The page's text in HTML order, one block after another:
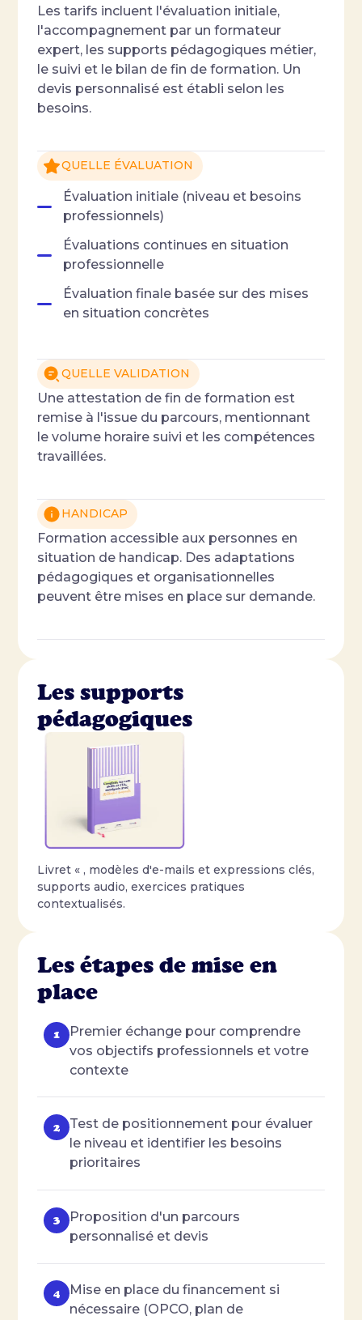
Les tarifs incluent l'évaluation initiale,
l'accompagnement par un formateur
expert, les supports pédagogiques métier,
le suivi et le bilan de fin de formation. Un
devis personnalisé est établi selon les
besoins.
QUELLE ÉVALUATION
Évaluation initiale (niveau et besoins
professionnels)
Évaluations continues en situation
professionnelle
Évaluation finale basée sur des mises
en situation concrètes
QUELLE VALIDATION
Une attestation de fin de formation est
remise à l'issue du parcours, mentionnant
le volume horaire suivi et les compétences
travaillées.
HANDICAP
Formation accessible aux personnes en
situation de handicap. Des adaptations
pédagogiques et organisationnelles
peuvent être mises en place sur demande.
Les supports
pédagogiques
Livret « , modèles d'e-mails et expressions clés,
supports audio, exercices pratiques
contextualisés.
Les étapes de mise en
place
Premier échange pour comprendre
vos objectifs professionnels et votre
contexte
Test de positionnement pour évaluer
le niveau et identifier les besoins
prioritaires
Proposition d'un parcours
personnalisé et devis
Mise en place du financement si
nécessaire (OPCO, plan de